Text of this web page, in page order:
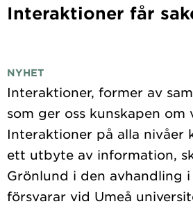
Interaktioner får
NYHET
Interaktioner, former av
som ger oss kunskapen om
Interaktioner på alla nivåer
ett utbyte av information,
Grönlund i den avhandling